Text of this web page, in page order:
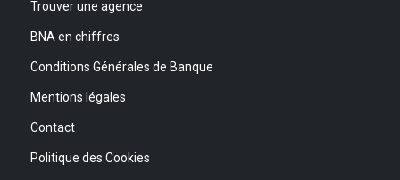
Trouver une agence
BNA en chiffres
Conditions Générales de Banque
Mentions légales
Contact
Politique des Cookies